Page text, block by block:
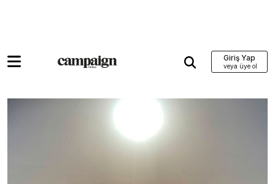
Giriş Yap